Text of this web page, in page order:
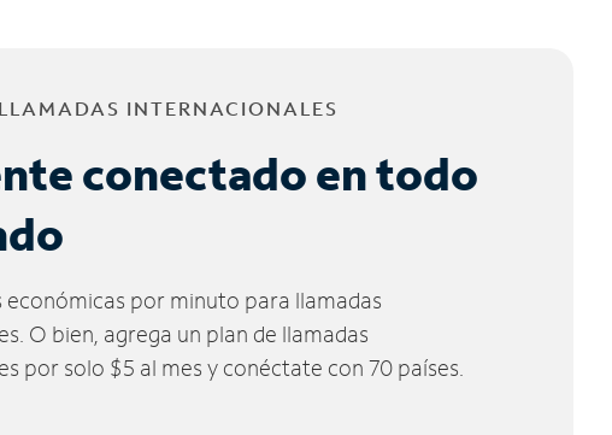
INTERNACIONALES
conectado en todo
por minuto para llamadas
O bien, agrega un plan de llamadas
por solo $5 al mes y conéctate con 70 países.